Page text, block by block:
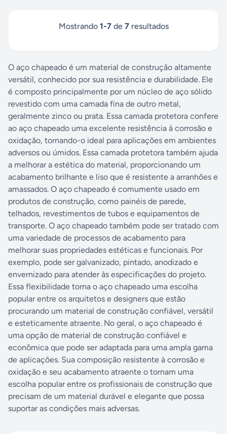
Mostrando 1-7de 7resultados
O aço chapeado é um material de construção altamente
versátil, conhecido por sua resistência e durabilidade. Ele
é composto principalmente por um núcleo de aço sólido
revestido com uma camada fina de outro metal,
geralmente zinco ou prata. Essa camada protetora confere
ao aço chapeado uma excelente resistência à corrosão e
oxidação, tornando-o ideal para aplicações em ambientes
adversos ou úmidos. Essa camada protetora também ajuda
a melhorar a estética do material, proporcionando um
acabamento brilhante e liso que é resistente a arranhões e
amassados. O aço chapeado é comumente usado em
produtos de construção, como painéis de parede,
telhados, revestimentos de tubos e equipamentos de
transporte. O aço chapeado também pode ser tratado com
uma variedade de processos de acabamento para
melhorar suas propriedades estéticas e funcionais. Por
exemplo, pode ser galvanizado, pintado, anodizado e
envernizado para atender às especificações do projeto.
Essa flexibilidade torna o aço chapeado uma escolha
popular entre os arquitetos e designers que estão
procurando um material de construção confiável, versátil
e esteticamente atraente. No geral, o aço chapeado é
uma opção de material de construção confiável e
econômica que pode ser adaptada para uma ampla gama
de aplicações. Sua composição resistente à corrosão e
oxidação e seu acabamento atraente o tornam uma
escolha popular entre os profissionais de construção que
precisam de um material durável e elegante que possa
suportar as condições mais adversas.